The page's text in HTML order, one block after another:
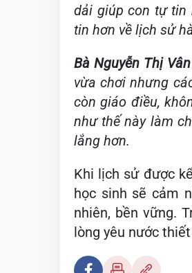
dải giúp con tự tin
tin hơn về lịch sử
Bà Nguyễn Thị
vừa chơi nhưng
còn giáo điều,
như thế này làm
lắng hơn.
Khi lịch sử được
học sinh sẽ cảm
nhiên, bền vững.
lòng yêu nước